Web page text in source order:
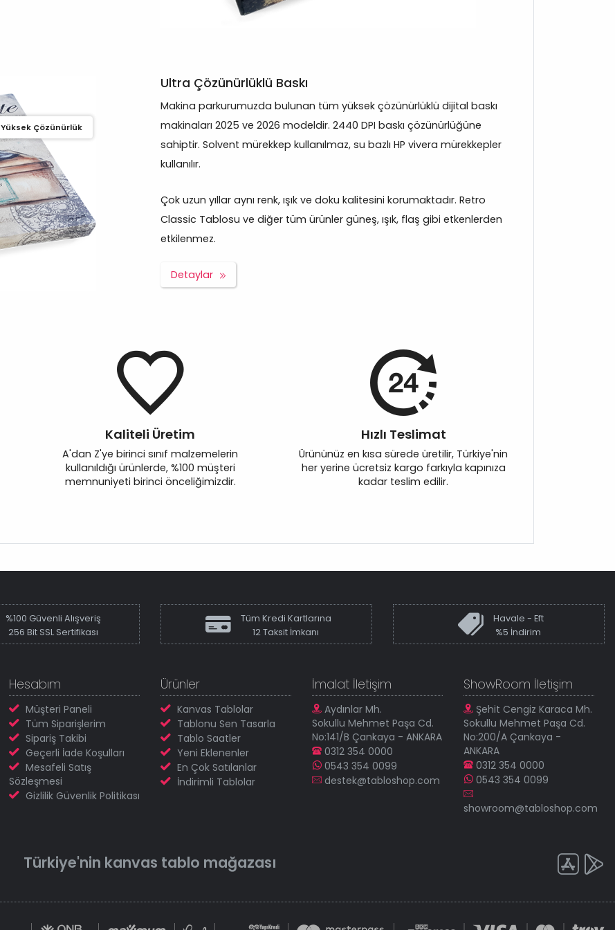
Yüksek Çözünürlük
Ultra Çözünürlüklü Baskı
Makina parkurumuzda bulunan tüm yüksek çözünürlüklü dijital baskı
makinaları 2025 ve 2026 modeldir. 2440 DPI baskı çözünürlüğüne
sahiptir. Solvent mürekkep kullanılmaz, su bazlı HP vivera mürekkepler
kullanılır.
Çok uzun yıllar aynı renk, ışık ve doku kalitesini korumaktadır. Retro
Classic Tablosu ve diğer tüm ürünler güneş, ışık, flaş gibi etkenlerden
etkilenmez.
Detaylar
Kaliteli Üretim
A'dan Z'ye birinci sınıf malzemelerin
kullanıldığı ürünlerde, %100 müşteri
memnuniyeti birinci önceliğimizdir.
Hızlı Teslimat
Ürününüz en kısa sürede üretilir, Türkiye'nin
her yerine ücretsiz kargo farkıyla kapınıza
kadar teslim edilir.
%100 Güvenli Alışveriş
256 Bit SSL Sertifikası
Tüm Kredi Kartlarına
12 Taksit İmkanı
Havale - Eft
%5 İndirim
Hesabım
Müşteri Paneli
Tüm Siparişlerim
Sipariş Takibi
Geçerli İade Koşulları
Mesafeli Satış
Sözleşmesi
Gizlilik Güvenlik Politikası
Ürünler
Kanvas Tablolar
Tablonu Sen Tasarla
Tablo Saatler
Yeni Eklenenler
En Çok Satılanlar
İndirimli Tablolar
İmalat İletişim
Aydınlar Mh.
Sokullu Mehmet Paşa Cd.
No:141/B Çankaya - ANKARA
0312 354 0000
0543 354 0099
destek@tabloshop.com
ShowRoom İletişim
Şehit Cengiz Karaca Mh.
Sokullu Mehmet Paşa Cd.
No:200/A Çankaya -
ANKARA
0312 354 0000
0543 354 0099
showroom@tabloshop.com
Türkiye'nin kanvas tablo mağazası